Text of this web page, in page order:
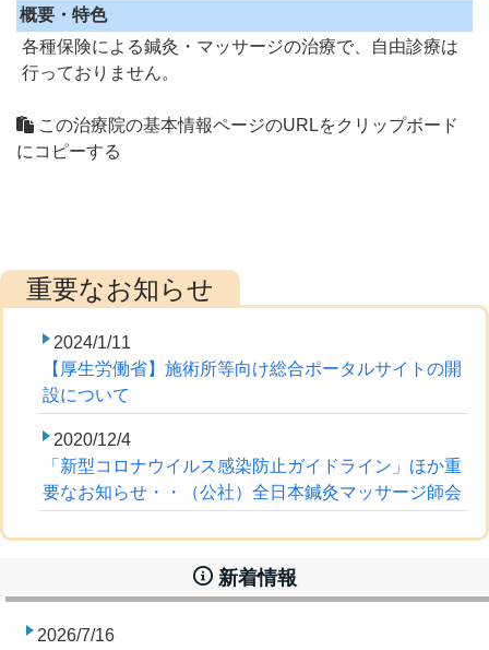
概要・特色
各種保険による鍼灸・マッサージの治療で、自由診療は
行っておりません。
この治療院の基本情報ページのURLをクリップボード
にコピーする
2024/1/11
【厚生労働省】施術所等向け総合ポータルサイトの開
設について
2020/12/4
「新型コロナウイルス感染防止ガイドライン」ほか重
要なお知らせ・・（公社）全日本鍼灸マッサージ師会
新着情報
2026/7/16